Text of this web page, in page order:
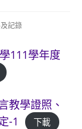
記錄
111學年度
教學證照、
-1
下載